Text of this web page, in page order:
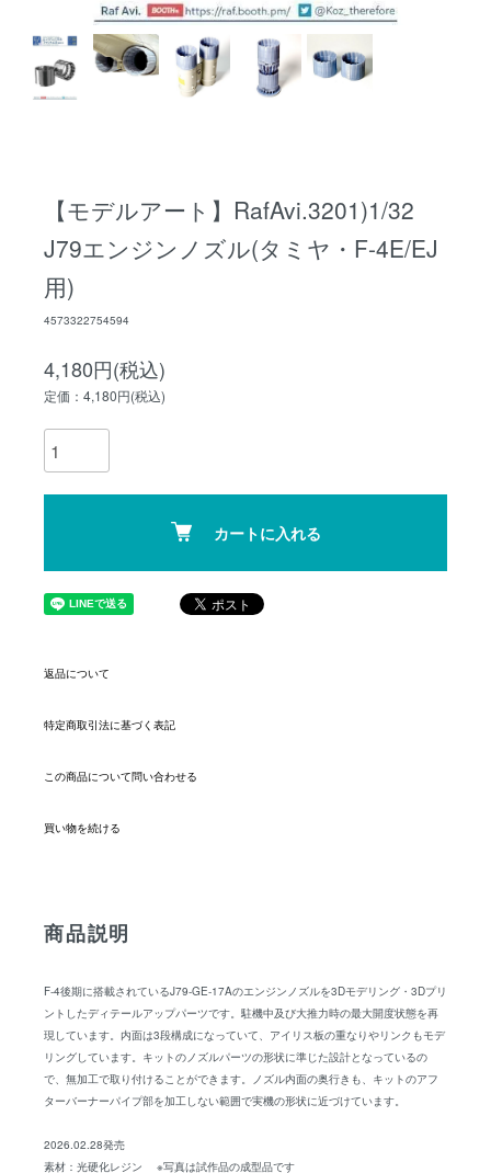
【モデルアート】RafAvi.3201)1/32
J79エンジンノズル(タミヤ・F-4E/EJ
用)
4573322754594
4,180円(税込)
定価：4,180円(税込)
カートに入れる
返品について
特定商取引法に基づく表記
この商品について問い合わせる
買い物を続ける
商品説明
F-4後期に搭載されているJ79-GE-17Aのエンジンノズルを3Dモデリング・3Dプリ
ントしたディテールアップパーツです。駐機中及び大推力時の最大開度状態を再
現しています。内面は3段構成になっていて、アイリス板の重なりやリンクもモデ
リングしています。キットのノズルパーツの形状に準じた設計となっているの
で、無加工で取り付けることができます。ノズル内面の奥行きも、キットのアフ
ターバーナーパイプ部を加工しない範囲で実機の形状に近づけています。
2026.02.28発売
素材：光硬化レジン ※写真は試作品の成型品です